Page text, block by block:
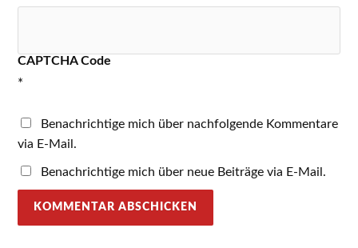
CAPTCHA Code
*
Benachrichtige mich über nachfolgende Kommentare
via E-Mail.
Benachrichtige mich über neue Beiträge via E-Mail.